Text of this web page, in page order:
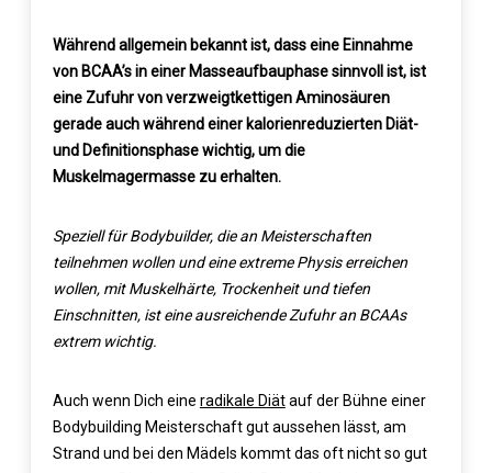
Während allgemein bekannt ist, dass eine Einnahme
von BCAA’s in einer Masseaufbauphase sinnvoll ist, ist
eine Zufuhr von verzweigtkettigen Aminosäuren
gerade auch während einer kalorienreduzierten Diät-
und Definitionsphase wichtig, um die
Muskelmagermasse zu erhalten.
Speziell für Bodybuilder, die an Meisterschaften
teilnehmen wollen und eine extreme Physis erreichen
wollen, mit Muskelhärte, Trockenheit und tiefen
Einschnitten, ist eine ausreichende Zufuhr an BCAAs
extrem wichtig.
Auch wenn Dich eine radikale Diätauf der Bühne einer
Bodybuilding Meisterschaft gut aussehen lässt, am
Strand und bei den Mädels kommt das oft nicht so gut